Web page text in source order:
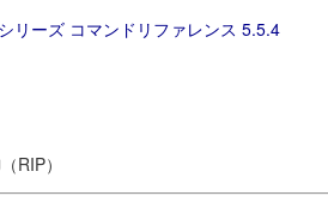
リーズ コマンドリファレンス 5.5.4
RIP）